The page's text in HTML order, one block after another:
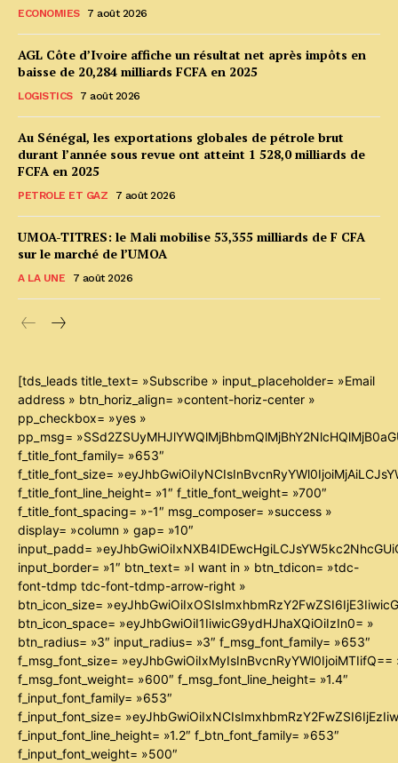
ECONOMIES 7 août 2026
AGL Côte d’Ivoire affiche un résultat net après impôts en
baisse de 20,284 milliards FCFA en 2025
LOGISTICS 7 août 2026
Au Sénégal, les exportations globales de pétrole brut
durant l’année sous revue ont atteint 1 528,0 milliards de
FCFA en 2025
PETROLE ET GAZ 7 août 2026
UMOA-TITRES: le Mali mobilise 53,355 milliards de F CFA
sur le marché de l’UMOA
A LA UNE 7 août 2026
[tds_leads title_text= »Subscribe » input_placeholder= »Email
address » btn_horiz_align= »content-horiz-center »
pp_checkbox= »yes »
pp_msg=
f_title_font_family= »653″
f_title_font_size=
f_title_font_line_height= »1″ f_title_font_weight= »700″
f_title_font_spacing= »-1″ msg_composer= »success »
display= »column » gap= »10″
input_padd=
input_border= »1″ btn_text= »I want in » btn_tdicon= »tdc-
font-tdmp tdc-font-tdmp-arrow-right »
btn_icon_size=
btn_icon_space= »eyJhbGwiOiI1IiwicG9ydHJhaXQiOiIzIn0= »
btn_radius= »3″ input_radius= »3″ f_msg_font_family= »653″
f_msg_font_size= »eyJhbGwiOiIxMyIsInBvcnRyYWl0IjoiMTIifQ==
f_msg_font_weight= »600″ f_msg_font_line_height= »1.4″
f_input_font_family= »653″
f_input_font_size=
f_input_font_line_height= »1.2″ f_btn_font_family= »653″
f_input_font_weight= »500″